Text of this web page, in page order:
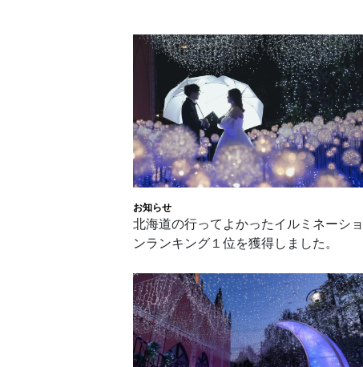
お知らせ
北海道の行ってよかったイルミネーショ
ンランキング１位を獲得しました。